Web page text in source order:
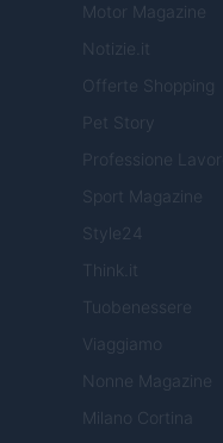
Motor Magazine
Notizie.it
Offerte Shopping
Pet Story
Professione Lavoro
Sport Magazine
Style24
Think.it
Tuobenessere
Viaggiamo
Nonne Magazine
Milano Cortina